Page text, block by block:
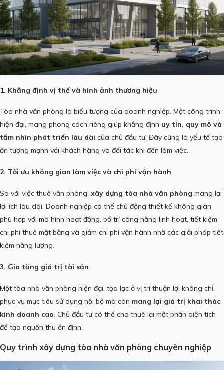
1. Khẳng định vị thế và hình ảnh thương hiệu
Tòa nhà văn phòng là biểu tượng của doanh nghiệp. Một công trình
hiện đại, mang phong cách riêng giúp khẳng định uy tín, quy mô và
tầm nhìn phát triển lâu dài của chủ đầu tư. Đây cũng là yếu tố tạo
ấn tượng mạnh với khách hàng và đối tác khi đến làm việc.
2. Tối ưu không gian làm việc và chi phí vận hành
So với việc thuê văn phòng, xây dựng tòa nhà văn phòng mang lại
lợi ích lâu dài. Doanh nghiệp có thể chủ động thiết kế không gian
phù hợp với mô hình hoạt động, bố trí công năng linh hoạt, tiết kiệm
chi phí thuê mặt bằng và giảm chi phí vận hành nhờ các giải pháp tiết
kiệm năng lượng.
3. Gia tăng giá trị tài sản
Một tòa nhà văn phòng hiện đại, tọa lạc ở vị trí thuận lợi không chỉ
phục vụ mục tiêu sử dụng nội bộ mà còn mang lại giá trị khai thác
kinh doanh cao. Chủ đầu tư có thể cho thuê lại một phần diện tích
để tạo nguồn thu ổn định.
Quy trình xây dựng tòa nhà văn phòng chuyên nghiệp